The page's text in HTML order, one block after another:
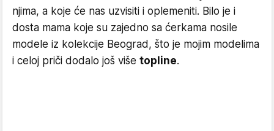
njima, a koje će nas uzvisiti i oplemeniti. Bilo je i
dosta mama koje su zajedno sa ćerkama nosile
modele iz kolekcije Beograd, što je mojim modelima
i celoj priči dodalo još više topline.